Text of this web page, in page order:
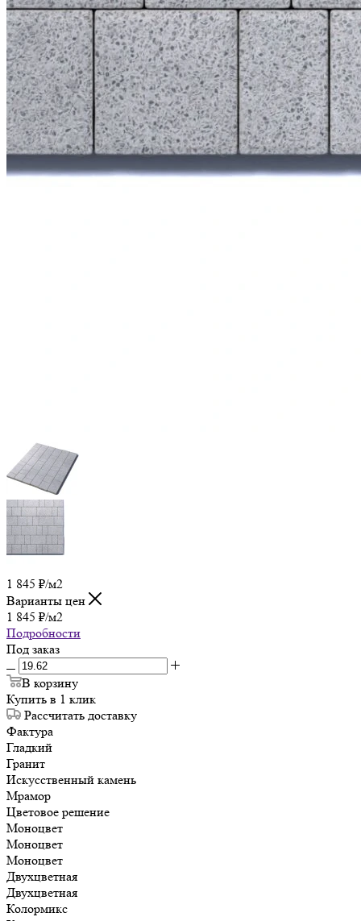
1 845 ₽/м2
Варианты цен
1 845 ₽/м2
Подробности
Под заказ
В корзину
Купить в 1 клик
Рассчитать доставку
Фактура
Гладкий
Гранит
Искусственный камень
Мрамор
Цветовое решение
Моноцвет
Моноцвет
Моноцвет
Двухцветная
Двухцветная
Колормикс